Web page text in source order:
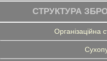
СТРУКТУРА
Організаційна